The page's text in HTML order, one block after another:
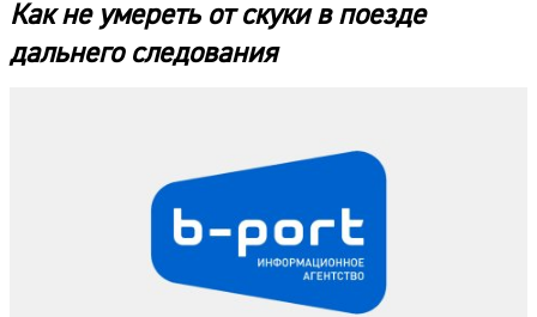
Как не умереть от скуки в поезде
дальнего следования
Курсы валют